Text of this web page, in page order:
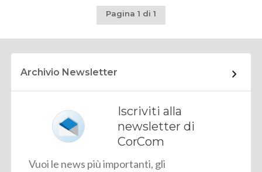
Pagina 1 di 1
Archivio Newsletter
Iscriviti alla
newsletter di
CorCom
Vuoi le news più importanti, gli